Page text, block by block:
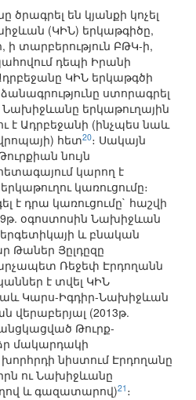
ծրագրել են կյանքի կոչել
(ԿԻՆ) երկաթգիծը,
ի տարբերություն ԲԹԿ-ի,
դեպի Իրանի
ԿԻՆ երկաթգծի
ստորագրել
Նախիջևանը երկաթուղային
է Ադրբեջանի (ինչպես նաև
հետ20։ Սակայն
նույն
կարող է
կառուցումը։
է դրա կառուցումը` հաշվի
օգոստոսին Նախիջևան
և բնական
Յըլդըզը
Ռեջեփ Էրդողանն
է տվել ԿԻՆ
Կարս-Իգդիր-Նախիջևան
(2013թ.
Թուրք-
մակարդակի
նիստում Էրդողանը
ու Նախիջևանը
և գազատարով)21 ։